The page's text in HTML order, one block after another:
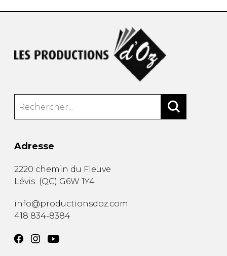
Adresse
2220 chemin du Fleuve
Lévis (QC) G6W 1Y4
info@productionsdoz.com
418 834-8384